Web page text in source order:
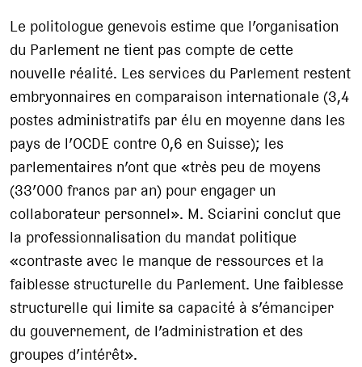
Le politologue genevois estime que l’organisation
du Parlement ne tient pas compte de cette
nouvelle réalité. Les services du Parlement restent
embryonnaires en comparaison internationale (3,4
postes administratifs par élu en moyenne dans les
pays de l’OCDE contre 0,6 en Suisse); les
parlementaires n’ont que «très peu de moyens
(33’000 francs par an) pour engager un
collaborateur personnel». M. Sciarini conclut que
la professionnalisation du mandat politique
«contraste avec le manque de ressources et la
faiblesse structurelle du Parlement. Une faiblesse
structurelle qui limite sa capacité à s’émanciper
du gouvernement, de l’administration et des
groupes d’intérêt».